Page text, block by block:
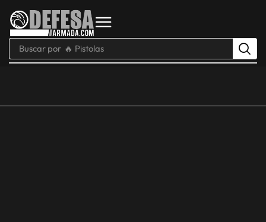
Buscar por 🔥 Pistolas